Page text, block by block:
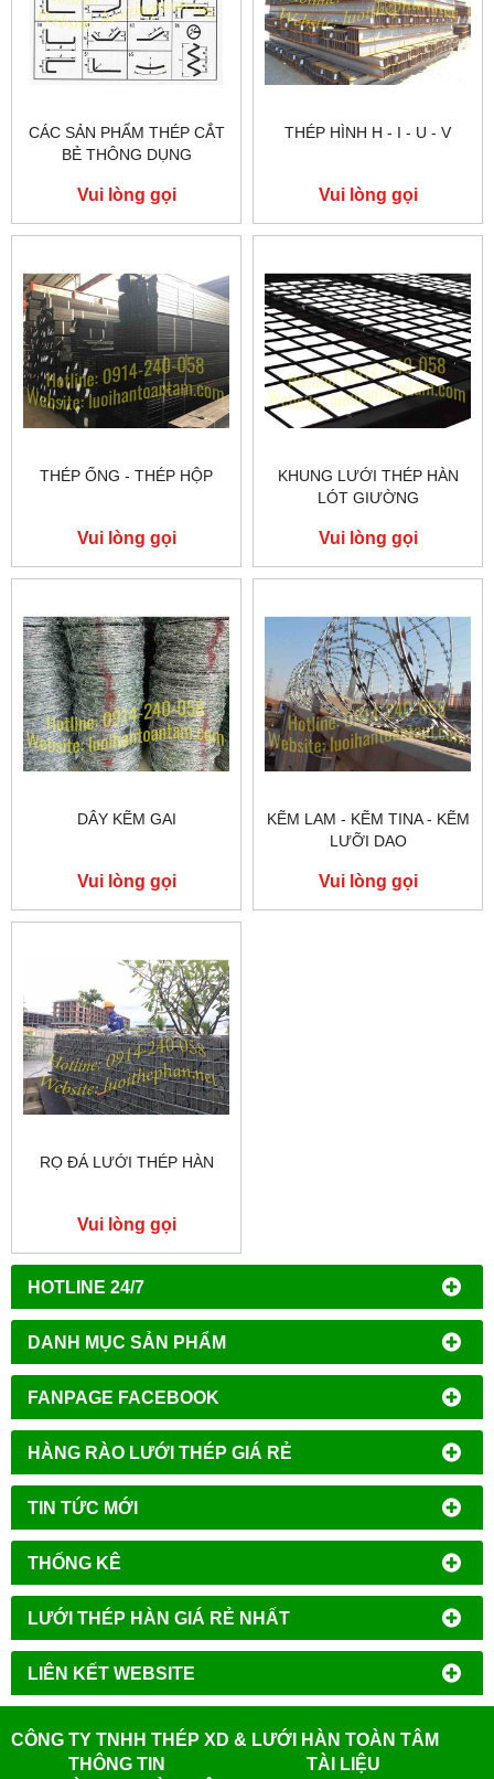
HOTLINE 24/7
DANH MỤC SẢN PHẨM
FANPAGE FACEBOOK
HÀNG RÀO LƯỚI THÉP GIÁ RẺ
TIN TỨC MỚI
THỐNG KÊ
LƯỚI THÉP HÀN GIÁ RẺ NHẤT
LIÊN KẾT WEBSITE
CÁC SẢN PHẨM THÉP CẮT
BẺ THÔNG DỤNG
Vui lòng gọi
THÉP HÌNH H - I - U - V
Vui lòng gọi
THÉP ỐNG - THÉP HỘP
Vui lòng gọi
KHUNG LƯỚI THÉP HÀN
LÓT GIƯỜNG
Vui lòng gọi
DÂY KẼM GAI
Vui lòng gọi
KẼM LAM - KẼM TINA - KẼM
LƯỠI DAO
Vui lòng gọi
RỌ ĐÁ LƯỚI THÉP HÀN
Vui lòng gọi
CÔNG TY TNHH THÉP XD & LƯỚI HÀN TOÀN TÂM
THÔNG TIN
TÀI LIỆU